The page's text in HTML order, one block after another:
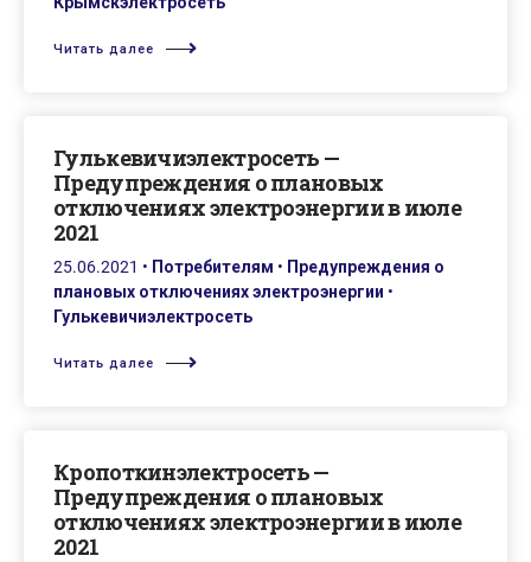
Читать далее
Гулькевичиэлектросеть —
Предупреждения о плановых
отключениях электроэнергии в июле
2021
25.06.2021 • Потребителям • Предупреждения о
плановых отключениях электроэнергии •
Гулькевичиэлектросеть
Читать далее
Кропоткинэлектросеть —
Предупреждения о плановых
отключениях электроэнергии в июле
2021